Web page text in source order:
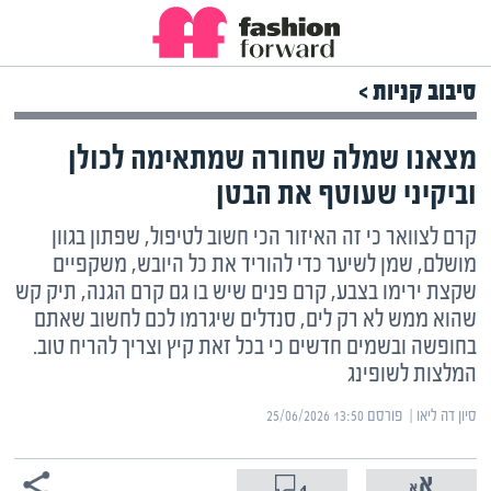
סיבוב קניות >
מצאנו שמלה שחורה שמתאימה לכולן
וביקיני שעוטף את הבטן
קרם לצוואר כי זה האיזור הכי חשוב לטיפול, שפתון בגוון
מושלם, שמן לשיער כדי להוריד את כל היובש, משקפיים
שקצת ירימו בצבע, קרם פנים שיש בו גם קרם הגנה, תיק קש
שהוא ממש לא רק לים, סנדלים שיגרמו לכם לחשוב שאתם
בחופשה ובשמים חדשים כי בכל זאת קיץ וצריך להריח טוב.
המלצות לשופינג
סיון דה ליאו | ‏פורסם ‎25/06/2026 13:50